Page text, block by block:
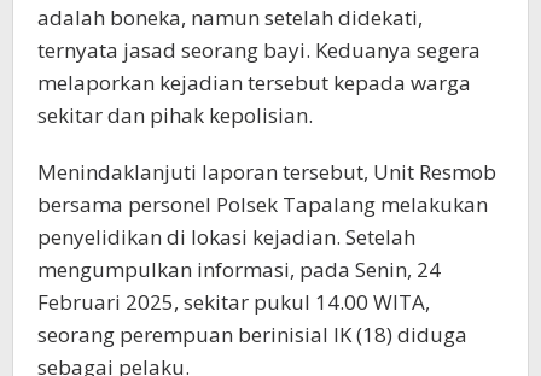
adalah boneka, namun setelah didekati,
ternyata jasad seorang bayi. Keduanya segera
melaporkan kejadian tersebut kepada warga
sekitar dan pihak kepolisian.
Menindaklanjuti laporan tersebut, Unit Resmob
bersama personel Polsek Tapalang melakukan
penyelidikan di lokasi kejadian. Setelah
mengumpulkan informasi, pada Senin, 24
Februari 2025, sekitar pukul 14.00 WITA,
seorang perempuan berinisial IK (18) diduga
sebagai pelaku.